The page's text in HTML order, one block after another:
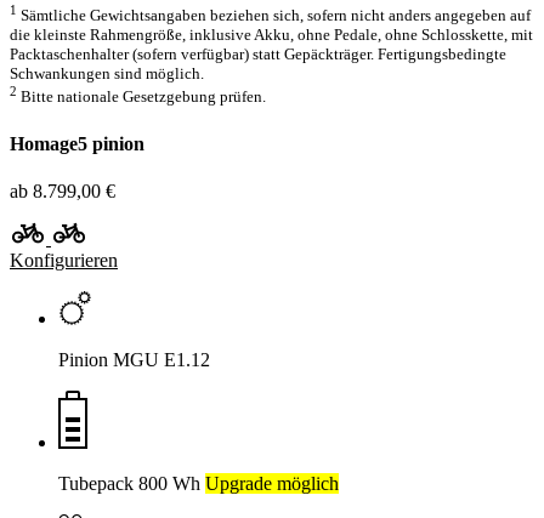
1 Sämtliche Gewichtsangaben beziehen sich, sofern nicht anders angegeben auf
die kleinste Rahmengröße, inklusive Akku, ohne Pedale, ohne Schlosskette, mit
Packtaschenhalter (sofern verfügbar) statt Gepäckträger. Fertigungsbedingte
Schwankungen sind möglich.
2 Bitte nationale Gesetzgebung prüfen.
Homage5 pinion
ab 8.799,00 €
Konfigurieren
Pinion MGU E1.12
Tubepack 800 Wh Upgrade möglich